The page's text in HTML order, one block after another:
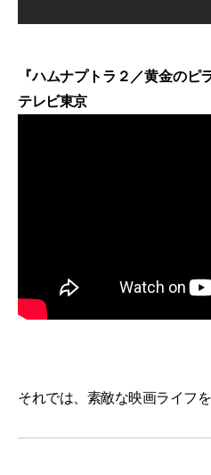
『ハムナプトラ２／黄金のピ
テレビ東京
それでは、素敵な映画ライフを